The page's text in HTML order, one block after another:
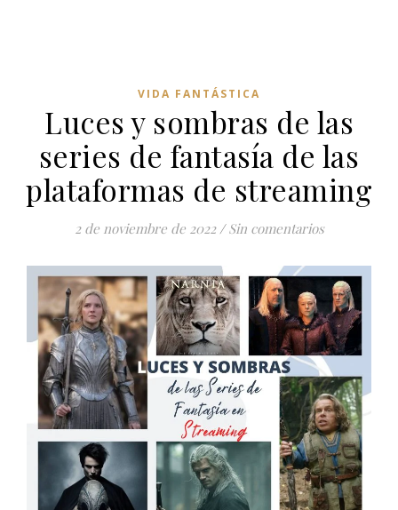
VIDA FANTÁSTICA
Luces y sombras de las
series de fantasía de las
plataformas de streaming
2 de noviembre de 2022 / Sin comentarios